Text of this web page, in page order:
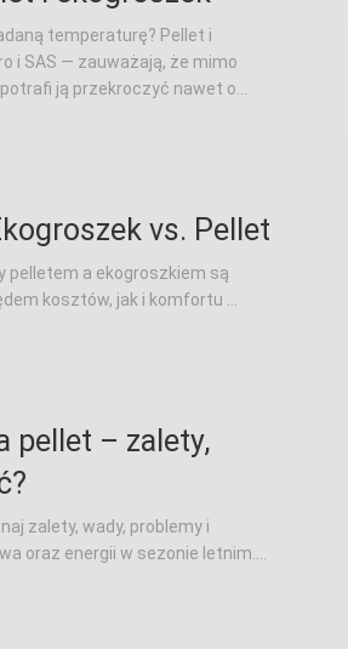
temperaturę? Pellet i
i SAS — zauważają, że mimo
ją przekroczyć nawet o...
vs. Pellet
pelletem a ekogroszkiem są
kosztów, jak i komfortu ...
pellet – zalety,
zalety, wady, problemy i
oraz energii w sezonie letnim....